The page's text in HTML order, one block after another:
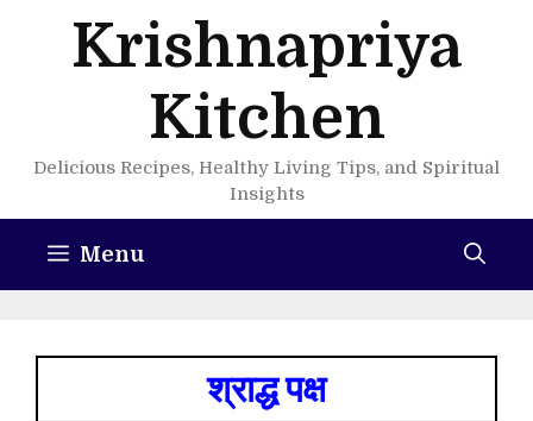
Krishnapriya
Kitchen
Delicious Recipes, Healthy Living Tips, and Spiritual
Insights
Menu
श्राद्ध पक्ष